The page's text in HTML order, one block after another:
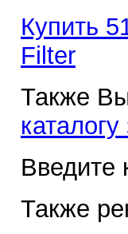
Купить
Filter
Также
Введите
Также